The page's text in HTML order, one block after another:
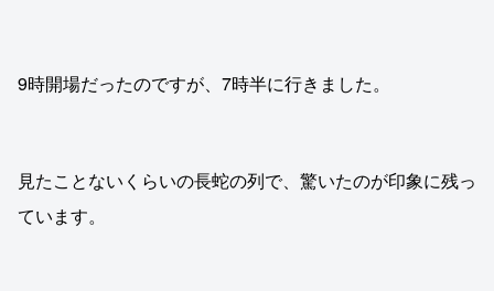
9時開場だったのですが、7時半に行きました。
見たことないくらいの長蛇の列で、驚いたのが印象に残っ
ています。